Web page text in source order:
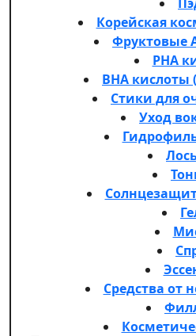
Корейская
Фруктовые
PHA
BHA кислоты
Стики для
Уход
Средства от